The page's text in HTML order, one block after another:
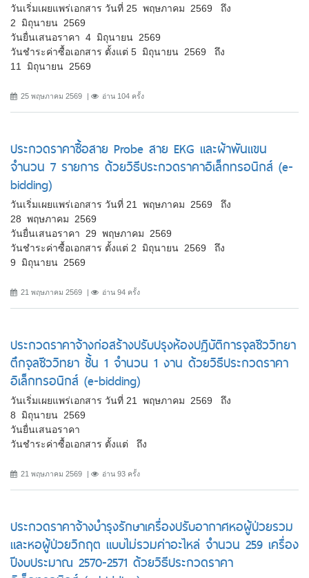
วันเริ่มเผยแพร่เอกสาร วันที่ 25 พฤษภาคม 2569 ถึง
2 มิถุนายน 2569
วันยื่นเสนอราคา 4 มิถุนายน 2569
วันชำระค่าซื้อเอกสาร ตั้งแต่ 5 มิถุนายน 2569 ถึง
11 มิถุนายน 2569
25 พฤษภาคม 2569 อ่าน 104 ครั้ง
ประกวดราคาซื้อสาย Probe สาย EKG และผ้าพันแขน
จำนวน 7 รายการ ด้วยวิธีประกวดราคาอิเล็กทรอนิกส์ (e-
bidding)
วันเริ่มเผยแพร่เอกสาร วันที่ 21 พฤษภาคม 2569 ถึง
28 พฤษภาคม 2569
วันยื่นเสนอราคา 29 พฤษภาคม 2569
วันชำระค่าซื้อเอกสาร ตั้งแต่ 2 มิถุนายน 2569 ถึง
9 มิถุนายน 2569
21 พฤษภาคม 2569 อ่าน 94 ครั้ง
ประกวดราคาจ้างก่อสร้างปรับปรุงห้องปฏิบัติการจุลชีววิทยา
ตึกจุลชีววิทยา ชั้น 1 จำนวน 1 งาน ด้วยวิธีประกวดราคา
อิเล็กทรอนิกส์ (e-bidding)
วันเริ่มเผยแพร่เอกสาร วันที่ 21 พฤษภาคม 2569 ถึง
8 มิถุนายน 2569
วันยื่นเสนอราคา
วันชำระค่าซื้อเอกสาร ตั้งแต่ ถึง
21 พฤษภาคม 2569 อ่าน 93 ครั้ง
ประกวดราคาจ้างบำรุงรักษาเครื่องปรับอากาศหอผู้ป่วยรวม
และหอผู้ป่วยวิกฤต แบบไม่รวมค่าอะไหล่ จำนวน 259 เครื่อง
ปีงบประมาณ 2570-2571 ด้วยวิธีประกวดราคา